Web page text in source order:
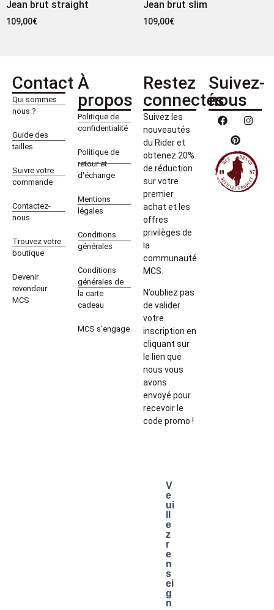
Jean brut straight
109,00€
Jean brut slim
109,00€
Contact
Qui sommes
nous ?
Guide des
tailles
Suivre votre
commande
Contactez-
nous
Trouvez votre
boutique
Devenir
revendeur
MCS
À
propos
Politique de
confidentialité
Politique de
retour et
d'échange
Mentions
légales
Conditions
générales
Conditions
générales de
la carte
cadeau
MCS s'engage
Restez
connectés
Suivez les
nouveautés
du Rider et
obtenez 20%
de réduction
sur votre
premier
achat et les
offres
privilèges de
la
communauté
MCS.
N’oubliez pas
de valider
votre
inscription en
cliquant sur
le lien que
nous vous
avons
envoyé pour
recevoir le
code promo !
V
e
ui
e
z
r
e
n
s
ei
g
n
Suivez-
nous